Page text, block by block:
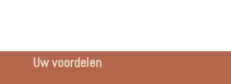
Uw voordelen